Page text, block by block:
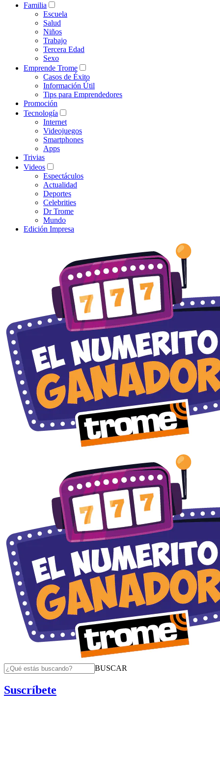
Familia
Escuela
Salud
Niños
Trabajo
Tercera Edad
Sexo
Emprende Trome
Casos de Éxito
Información Útil
Tips para Emprendedores
Promoción
Tecnología
Internet
Videojuegos
Smartphones
Apps
Trivias
Videos
Espectáculos
Actualidad
Deportes
Celebrities
Dr Trome
Mundo
Edición Impresa
BUSCAR
Suscríbete